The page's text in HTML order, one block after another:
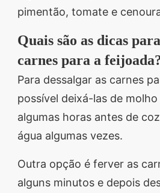
pimentão, tomate e
Quais são as dicas
carnes para a
Para dessalgar as carnes
possível deixá-las de
algumas horas antes de
água algumas vezes.
Outra opção é ferver as
alguns minutos e depois